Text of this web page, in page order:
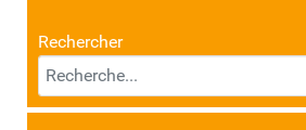
Rechercher